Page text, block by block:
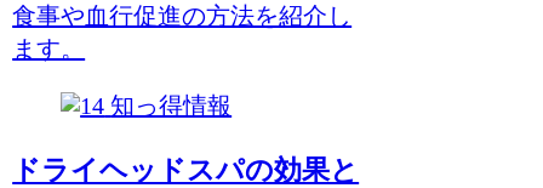
食事や血行促進の方法を紹介し
ます。
知っ得情報
ドライヘッドスパの効果と